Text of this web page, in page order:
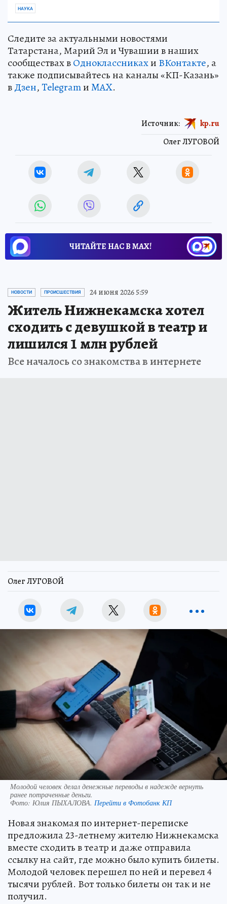
НАУКА
Следите за актуальными новостями
Татарстана, Марий Эл и Чувашии в наших
сообществах вОдноклассникахи ВКонтакте, а
также подписывайтесь на каналы «КП-Казань»
вДзен,TelegramиMAX.
Олег ЛУГОВОЙ
Источник: kp.ru
ЧИТАЙТЕ НАС В МАХ!
НОВОСТИ ПРОИСШЕСТВИЯ 24 июня 2026 5:59
Житель Нижнекамска хотел
сходить с девушкой в театр и
лишился 1 млн рублей
Все началось со знакомства в интернете
Олег ЛУГОВОЙ
Молодой человек делал денежные переводы в надежде вернуть
ранее потраченные деньги.
Фото: Юлия ПЫХАЛОВА. Перейти в Фотобанк КП
Новая знакомая по интернет-переписке
предложила 23-летнему жителю Нижнекамска
вместе сходить в театр и даже отправила
ссылку на сайт, где можно было купить билеты.
Молодой человек перешел по ней и перевел 4
тысячи рублей. Вот только билеты он так и не
получил.